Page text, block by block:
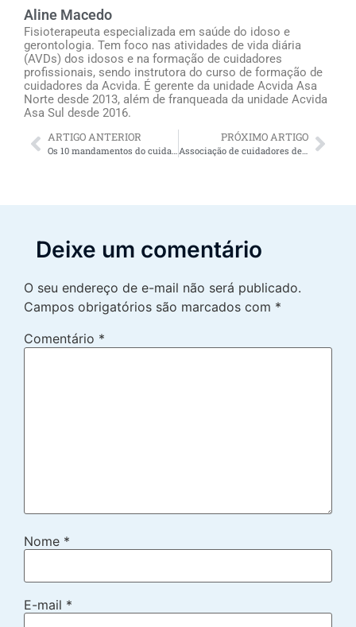
Aline Macedo
Fisioterapeuta especializada em saúde do idoso e
gerontologia. Tem foco nas atividades de vida diária
(AVDs) dos idosos e na formação de cuidadores
profissionais, sendo instrutora do curso de formação de
cuidadores da Acvida. É gerente da unidade Acvida Asa
Norte desde 2013, além de franqueada da unidade Acvida
Asa Sul desde 2016.
ARTIGO ANTERIOR
Os 10 mandamentos do cuidador de idosos
PRÓXIMO ARTIGO
Associação de cuidadores de idosos
Deixe um comentário
O seu endereço de e-mail não será publicado.
Campos obrigatórios são marcados com *
Comentário *
Nome *
E-mail *